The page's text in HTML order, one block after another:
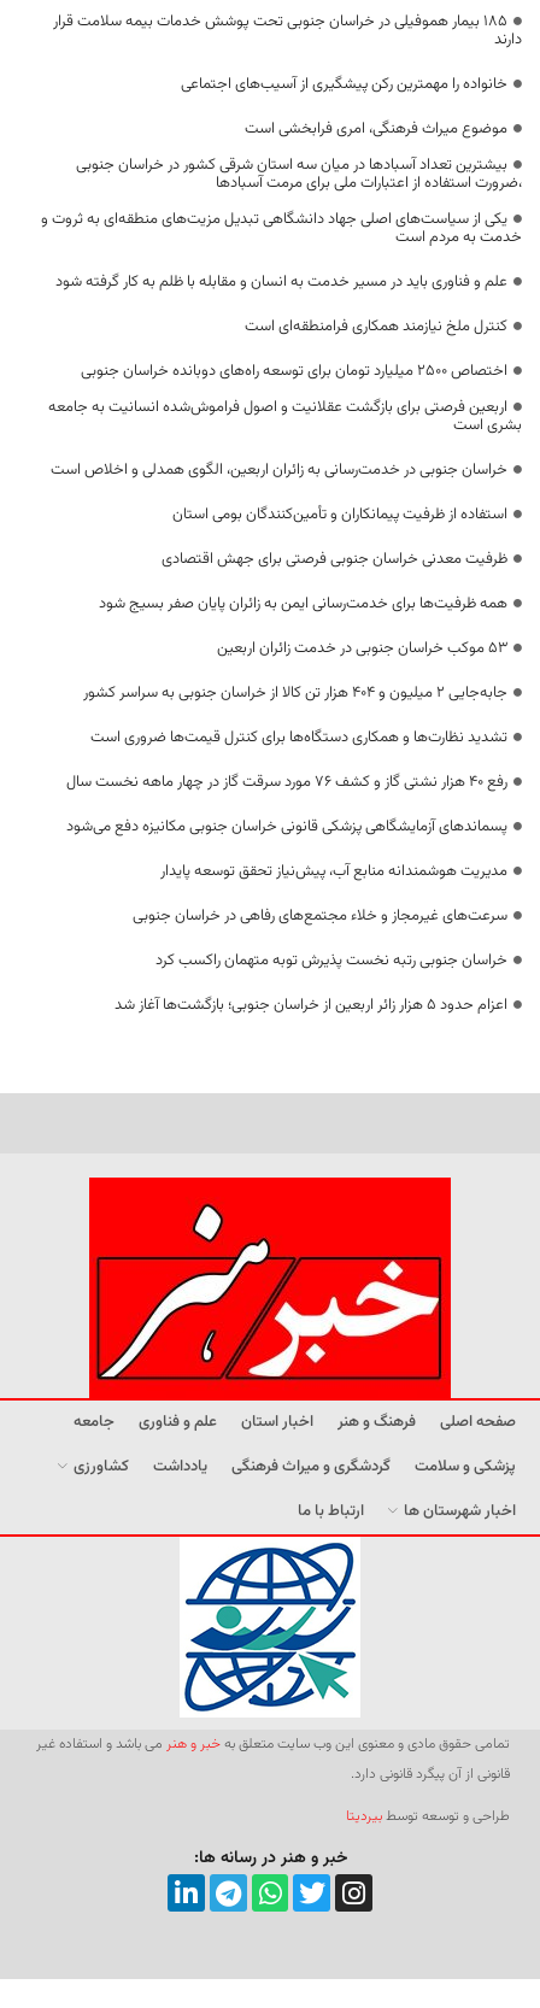
۱۸۵ بیمار هموفیلی در خراسان جنوبی تحت پوشش خدمات بیمه سلامت قرار
دارند
خانواده را مهمترین رکن پیشگیری از آسیب‌های اجتماعی
موضوع میراث فرهنگی، امری فرابخشی است
بیشترین تعداد آسبادها در میان سه استان شرقی کشور در خراسان جنوبی
،ضرورت استفاده از اعتبارات ملی برای مرمت آسبادها
یکی از سیاست‌های اصلی جهاد دانشگاهی تبدیل مزیت‌های منطقه‌ای به ثروت و
خدمت به مردم است
علم و فناوری باید در مسیر خدمت به انسان و مقابله با ظلم به کار گرفته شود
کنترل ملخ نیازمند همکاری فرامنطقه‌ای است
اختصاص 2500 میلیارد تومان برای توسعه راه‌های دوبانده خراسان جنوبی
اربعین فرصتی برای بازگشت عقلانیت و اصول فراموش‌شده انسانیت به جامعه
بشری است
خراسان جنوبی در خدمت‌رسانی به زائران اربعین، الگوی همدلی و اخلاص است
استفاده از ظرفیت پیمانکاران و تأمین‌کنندگان بومی استان
ظرفیت معدنی خراسان جنوبی فرصتی برای جهش اقتصادی
همه ظرفیت‌ها برای خدمت‌رسانی ایمن به زائران پایان صفر بسیج شود
53 موکب خراسان جنوبی در خدمت زائران اربعین
جابه‌جایی 2 میلیون و 404 هزار تن کالا از خراسان جنوبی به سراسر کشور
تشدید نظارت‌ها و همکاری دستگاه‌ها برای کنترل قیمت‌ها ضروری است
رفع 40 هزار نشتی گاز و کشف 76 مورد سرقت گاز در چهار ماهه نخست سال
پسماندهای آزمایشگاهی پزشکی قانونی خراسان جنوبی مکانیزه دفع می‌شود
مدیریت هوشمندانه منابع آب، پیش‌نیاز تحقق توسعه پایدار
سرعت‌های غیرمجاز و خلاء مجتمع‌های رفاهی در خراسان جنوبی
خراسان جنوبی رتبه نخست پذیرش توبه متهمان راکسب کرد
اعزام حدود 5 هزار زائر اربعین از خراسان جنوبی؛ بازگشت‌ها آغاز شد
صفحه اصلی فرهنگ و هنر اخبار استان علم و فناوری
جامعه
پزشکی و سلامت
گردشگری و میراث فرهنگی یادداشت
کشاورزی
اخبار شهرستان ها
ارتباط با ما
تمامی حقوق مادی و معنوی این وب سایت متعلق بهخبر و هنر می باشد و استفاده غیر
قانونی از آن پیگرد قانونی دارد.
طراحی و توسعه توسطبیردیتا
خبر و هنر در رسانه ها: